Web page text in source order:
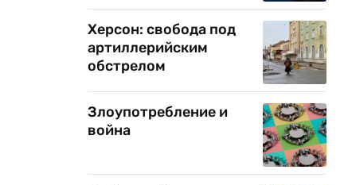
Херсон: свобода под
артиллерийским
обстрелом
Злоупотребление и
война